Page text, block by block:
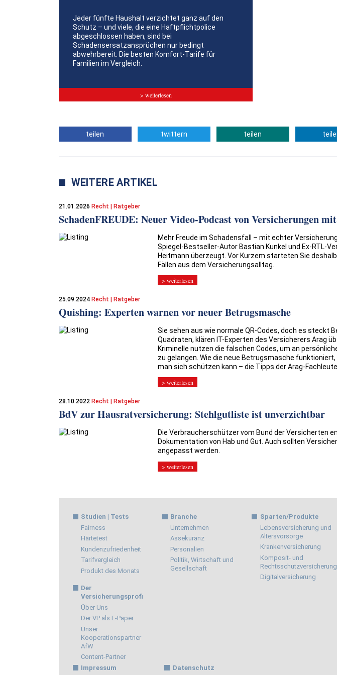
Jeder fünfte Haushalt verzichtet ganz auf den
Schutz – und viele, die eine Haftpflichtpolice
abgeschlossen haben, sind bei
Schadensersatzansprüchen nur bedingt
abwehrbereit. Die besten Komfort-Tarife für
Familien im Vergleich.
> weiterlesen
teilen twittern teilen
WEITERE ARTIKEL
21.01.2026 Recht | Ratgeber
SchadenFREUDE: Neuer Video-Podcast von Versicherungen
Mehr Freude im Schadensfall – mit echter
Spiegel-Bestseller-Autor Bastian Kunkel und Ex-RTL-
Heitmann überzeugt. Vor Kurzem starteten Sie
Fällen aus dem Versicherungsalltag.
> weiterlesen
25.09.2024 Recht | Ratgeber
Quishing: Experten warnen vor neuer Betrugsmasche
Sie sehen aus wie normale QR-Codes, doch es steckt
Quadraten, klären IT-Experten des Versicherers Arag
Kriminelle nutzen die falschen Codes, um an
zu gelangen. Wie die neue Betrugsmasche
man sich schützen kann – die Tipps der Arag-Fachleute.
> weiterlesen
28.10.2022 Recht | Ratgeber
BdV zur Hausratversicherung: Stehlgutliste ist unverzichtbar
Die Verbraucherschützer vom Bund der Versicherten
Dokumentation von Hab und Gut. Auch sollten
angepasst werden.
> weiterlesen
Studien | Tests
Fairness
Härtetest
Kundenzufriedenheit
Tarifvergleich
Produkt des Monats
Branche
Unternehmen
Assekuranz
Personalien
Politik, Wirtschaft und
Gesellschaft
Sparten/Produkte
Lebensversicherung und
Altersvorsorge
Krankenversicherung
Komposit- und
Rechtsschutzversicherung
Digitalversicherung
Der
Versicherungsprofi
Über Uns
Der VP als E-Paper
Unser
Kooperationspartner
AfW
Content-Partner
Impressum
Datenschutz